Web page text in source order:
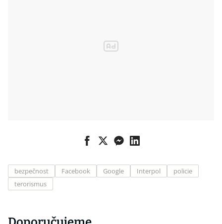
bezpečnost Facebook Google Interpol
policie
terorismus